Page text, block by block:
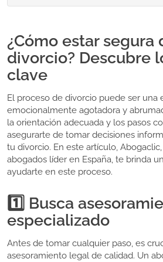
¿Cómo estar segura
divorcio? Descubre
clave
El proceso de divorcio puede ser una
emocionalmente agotadora y
la orientación adecuada y los pasos
asegurarte de tomar decisiones
tu divorcio. En este artículo,
abogados líder en España, te brinda
ayudarte en este proceso.
1️⃣ Busca
especializado
Antes de tomar cualquier paso, es
asesoramiento legal de calidad. Un